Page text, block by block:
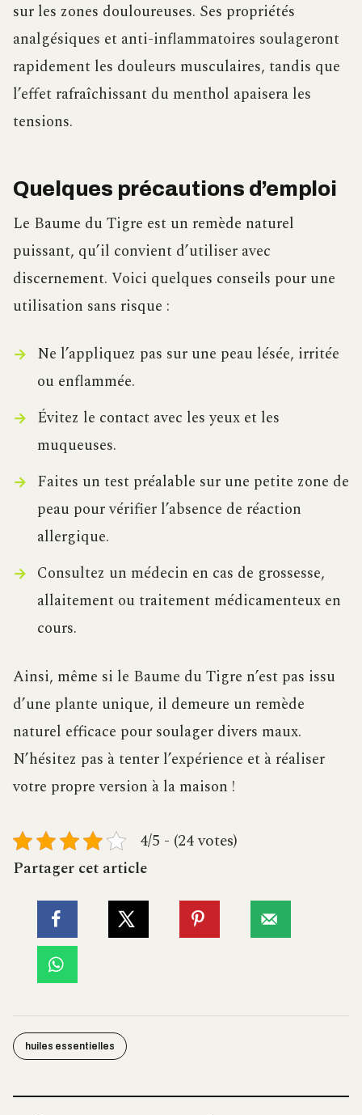
sur les zones douloureuses. Ses propriétés
analgésiques et anti-inflammatoires soulageront
rapidement les douleurs musculaires, tandis que
l’effet rafraîchissant du menthol apaisera les
tensions.
Quelques précautions d’emploi
Le Baume du Tigre est un remède naturel
puissant, qu’il convient d’utiliser avec
discernement. Voici quelques conseils pour une
utilisation sans risque :
Ne l’appliquez pas sur une peau lésée, irritée
ou enflammée.
Évitez le contact avec les yeux et les
muqueuses.
Faites un test préalable sur une petite zone de
peau pour vérifier l’absence de réaction
allergique.
Consultez un médecin en cas de grossesse,
allaitement ou traitement médicamenteux en
cours.
Ainsi, même si le Baume du Tigre n’est pas issu
d’une plante unique, il demeure un remède
naturel efficace pour soulager divers maux.
N’hésitez pas à tenter l’expérience et à réaliser
votre propre version à la maison !
4/5 - (24 votes)
Partager cet article
huiles essentielles